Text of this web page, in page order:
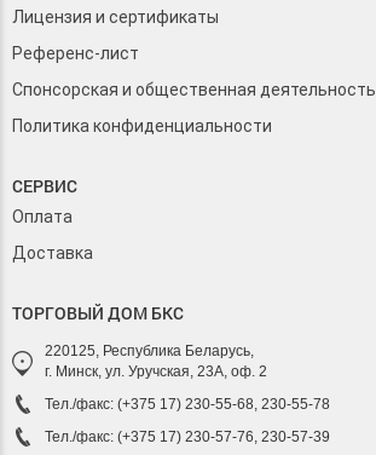
Лицензия и сертификаты
Референс-лист
Спонсорская и общественная деятельность
Политика конфиденциальности
СЕРВИС
Оплата
Доставка
ТОРГОВЫЙ ДОМ БКС
220125, Республика Беларусь,
г. Минск, ул. Уручская, 23А, оф. 2
Тел./факс: (+375 17) 230-55-68, 230-55-78
Тел./факс: (+375 17) 230-57-76, 230-57-39